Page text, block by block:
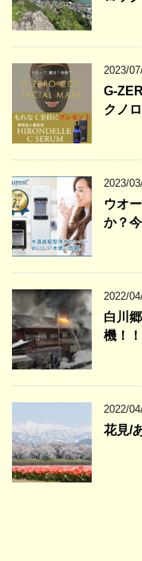
2023/
G-
クノ
2023/
ウオ
か？
2022/
白川
機！！
2022/
花見/